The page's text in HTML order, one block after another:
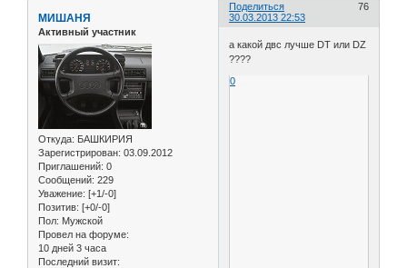
Поделиться
76
30.03.2013 22:53
МИШАНЯ
Активный участник
Откуда: БАШКИРИЯ
Зарегистрирован: 03.09.2012
Приглашений: 0
Сообщений: 229
Уважение: [+1/-0]
Позитив: [+0/-0]
Пол: Мужской
Провел на форуме:
10 дней 3 часа
Последний визит:
а какой двс лучше DT или DZ
????
0